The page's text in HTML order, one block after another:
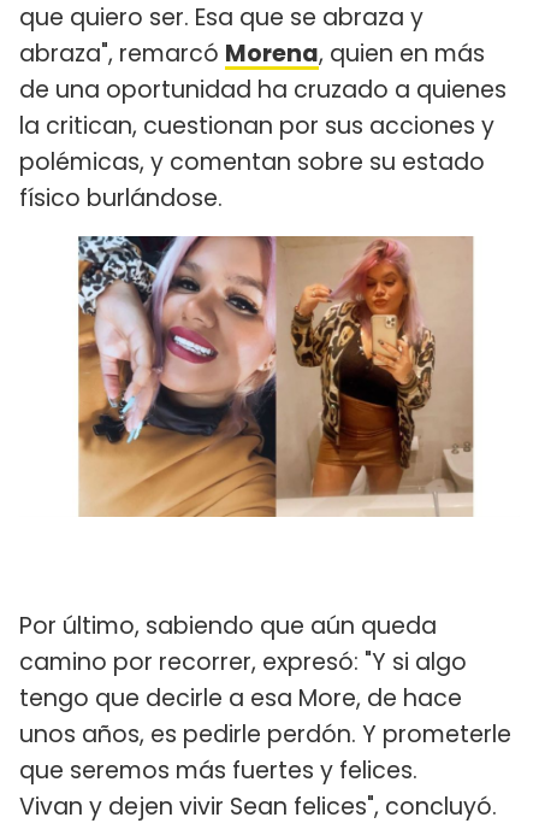
que quiero ser. Esa que se abraza y
abraza", remarcó Morena, quien en más
de una oportunidad ha cruzado a quienes
la critican, cuestionan por sus acciones y
polémicas, y comentan sobre su estado
físico burlándose.
Por último, sabiendo que aún queda
camino por recorrer, expresó: "Y si algo
tengo que decirle a esa More, de hace
unos años, es pedirle perdón. Y prometerle
que seremos más fuertes y felices.
Vivan y dejen vivir Sean felices", concluyó.